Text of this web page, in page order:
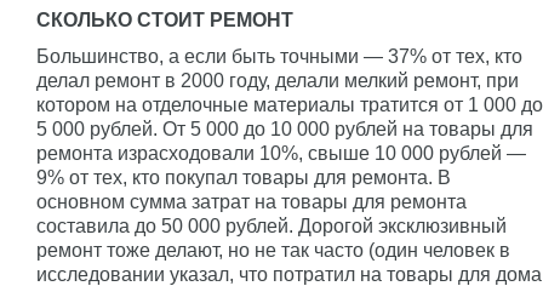
СКОЛЬКО СТОИТ РЕМОНТ
Большинство, а если быть точными — 37% от тех, кто
делал ремонт в 2000 году, делали мелкий ремонт, при
котором на отделочные материалы тратится от 1 000 до
5 000 рублей. От 5 000 до 10 000 рублей на товары для
ремонта израсходовали 10%, свыше 10 000 рублей —
9% от тех, кто покупал товары для ремонта. В
основном сумма затрат на товары для ремонта
составила до 50 000 рублей. Дорогой эксклюзивный
ремонт тоже делают, но не так часто (один человек в
исследовании указал, что потратил на товары для дома